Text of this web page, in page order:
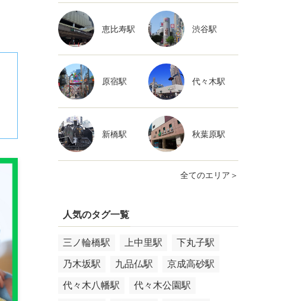
恵比寿駅 渋谷駅
原宿駅 代々木駅
新橋駅 秋葉原駅
全てのエリア＞
人気のタグ一覧
三ノ輪橋駅 上中里駅 下丸子駅
乃木坂駅 九品仏駅 京成高砂駅
代々木八幡駅 代々木公園駅